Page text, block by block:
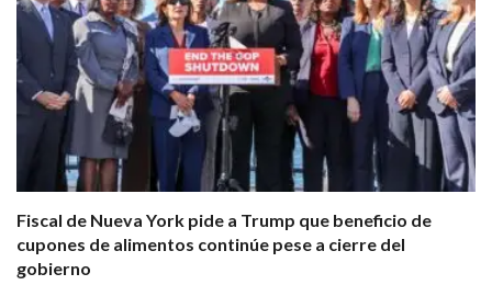
Fiscal de Nueva York pide a Trump que beneficio de
cupones de alimentos continúe pese a cierre del
gobierno